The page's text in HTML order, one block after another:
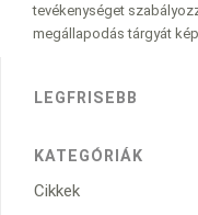
tevékenységet
megállapodás tárgyát
LEGFRISEBB
KATEGÓRIÁK
Cikkek